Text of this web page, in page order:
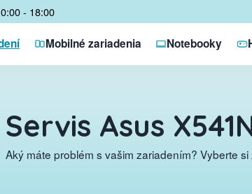
- 18:00
Mobilné zariadenia Notebooky
Servis Asus
Aký máte problém s vašim zariadením? Vyberte